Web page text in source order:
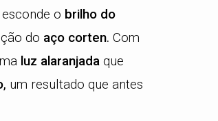
o brilho do
do aço corten.Com
luz alaranjada que
, um resultado que antes